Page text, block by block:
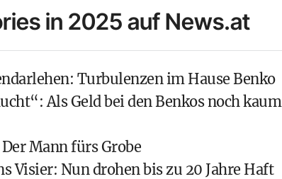
in 2025 auf News.at
Turbulenzen im Hause Benko
Als Geld bei den Benkos noch kaum
Mann fürs Grobe
Visier: Nun drohen bis zu 20 Jahre Haft